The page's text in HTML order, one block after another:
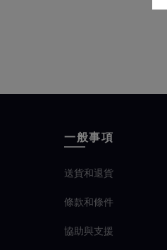
一般事項
送貨和退貨
條款和條件
協助與支援